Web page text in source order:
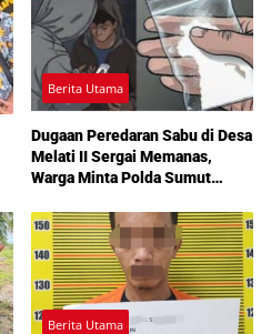
Berita Utama
Dugaan Peredaran Sabu di Desa
Melati II Sergai Memanas,
Warga Minta Polda Sumut
Berita Utama